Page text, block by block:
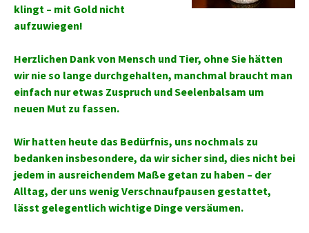
klingt – mit Gold nicht
aufzuwiegen!
Herzlichen Dank von Mensch und Tier, ohne Sie hätten
wir nie so lange durchgehalten, manchmal braucht man
einfach nur etwas Zuspruch und Seelenbalsam um
neuen Mut zu fassen.
Wir hatten heute das Bedürfnis, uns nochmals zu
bedanken insbesondere, da wir sicher sind, dies nicht bei
jedem in ausreichendem Maße getan zu haben – der
Alltag, der uns wenig Verschnaufpausen gestattet,
lässt gelegentlich wichtige Dinge versäumen.